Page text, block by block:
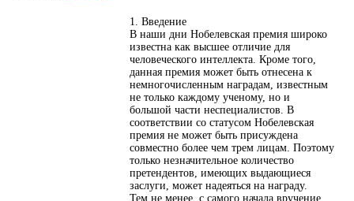
1. Введение
В наши дни Нобелевская премия широко
известна как высшее отличие для
человеческого интеллекта. Кроме того,
данная премия может быть отнесена к
немногочисленным наградам, известным
не только каждому ученому, но и
большой части неспециалистов. В
соответствии со статусом Нобелевская
премия не может быть присуждена
совместно более чем трем лицам. Поэтому
только незначительное количество
претендентов, имеющих выдающиеся
заслуги, может надеяться на награду.
Тем не менее, с самого начала вручение